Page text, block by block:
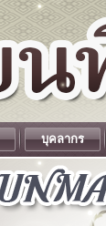
บุคลากร